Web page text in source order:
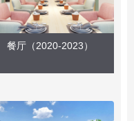
餐厅（2020-2023）